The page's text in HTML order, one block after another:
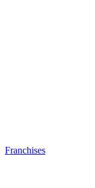
Franchises